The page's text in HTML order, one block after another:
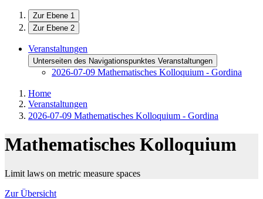
Zur Ebene 1
Zur Ebene 2
Veranstaltungen
Unterseiten des Navigationspunktes Veranstaltungen
2026-07-09 Mathematisches Kolloquium - Gordina
Home
Veranstaltungen
2026-07-09 Mathematisches Kolloquium - Gordina
Mathematisches Kolloquium
Limit laws on metric measure spaces
Zur Übersicht